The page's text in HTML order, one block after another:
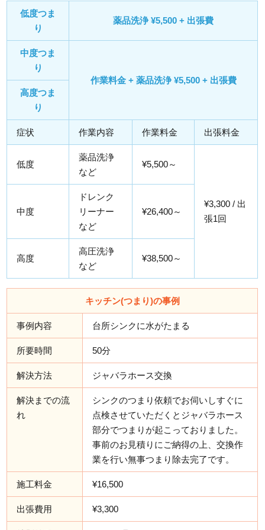
低度つま
り
薬品洗浄 ¥5,500 + 出張費
中度つま
り
作業料金 + 薬品洗浄 ¥5,500 + 出張費
高度つま
り
症状 作業内容 作業料金 出張料金
低度
薬品洗浄
など
¥5,500～
¥3,300 / 出
張1回
中度
ドレンク
リーナー
など
¥26,400～
高度
高圧洗浄
など
¥38,500～
キッチン(つまり)の事例
事例内容 台所シンクに水がたまる
所要時間 50分
解決方法 ジャバラホース交換
解決までの流
れ
シンクのつまり依頼でお伺いしすぐに
点検させていただくとジャバラホース
部分でつまりが起こっておりました。
事前のお見積りにご納得の上、交換作
業を行い無事つまり除去完了です。
施工料金 ¥16,500
出張費用 ¥3,300